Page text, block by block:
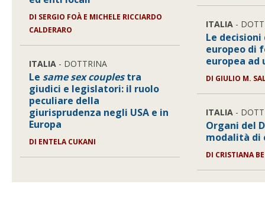
DI SERGIO FOÀ E MICHELE RICCIARDO
CALDERARO
ITALIA - DOTTRINA
Le same sex couplestra
giudici e legislatori: il ruolo
peculiare della
giurisprudenza negli USA e in
Europa
DI ENTELA CUKANI
ITALIA -
Le
europeo di
europea ad
DI GIULIO M.
ITALIA -
Organi del
modalità di
DI CRISTIANA